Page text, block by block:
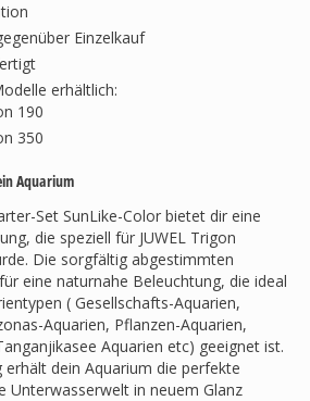
Einzelkauf
erhältlich:
190
350
Aquarium
Set SunLike-Color bietet dir eine
die speziell für JUWEL Trigon
Die sorgfältig abgestimmten
eine naturnahe Beleuchtung, die ideal
( Gesellschafts-Aquarien,
Aquarien, Pflanzen-Aquarien,
Aquarien etc) geeignet ist.
dein Aquarium die perfekte
Unterwasserwelt in neuem Glanz